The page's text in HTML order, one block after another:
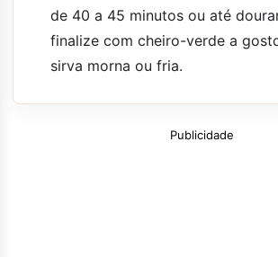
de 40 a 45 minutos ou até
finalize com cheiro-verde a
sirva morna ou fria.
Publicidade